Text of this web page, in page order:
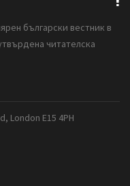
български вестник в
читателска
London E15 4PH